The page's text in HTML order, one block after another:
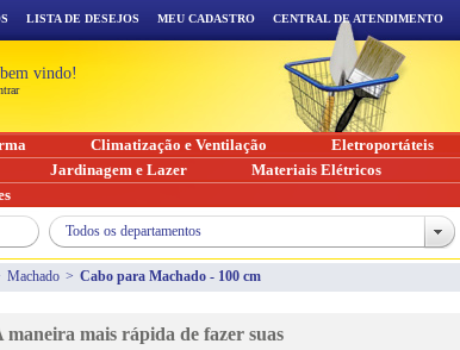
Machado > Cabo para Machado - 100 cm
maneira mais rápida de fazer suas
LISTA DE DESEJOS MEU CADASTRO CENTRAL DE ATENDIMENTO
bem vindo!
Climatização e Ventilação Eletroportáteis
Jardinagem e Lazer
Materiais Elétricos
Todos os departamentos